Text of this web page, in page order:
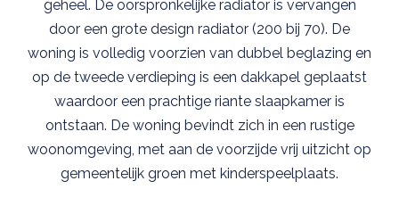
geheel. De oorspronkelijke radiator is vervangen
door een grote design radiator (200 bij 70). De
woning is volledig voorzien van dubbel beglazing en
op de tweede verdieping is een dakkapel geplaatst
waardoor een prachtige riante slaapkamer is
ontstaan. De woning bevindt zich in een rustige
woonomgeving, met aan de voorzijde vrij uitzicht op
gemeentelijk groen met kinderspeelplaats.